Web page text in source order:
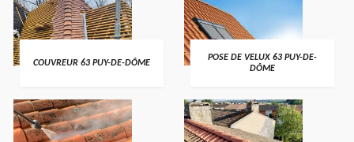
COUVREUR 63 PUY-DE-DÔME
POSE DE VELUX 63 PUY-DE-
DÔME